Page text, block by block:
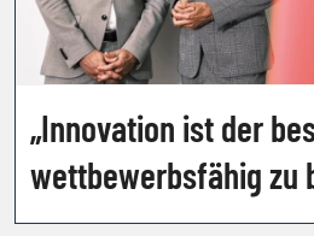
„Innovation ist der
wettbewerbsfähig zu